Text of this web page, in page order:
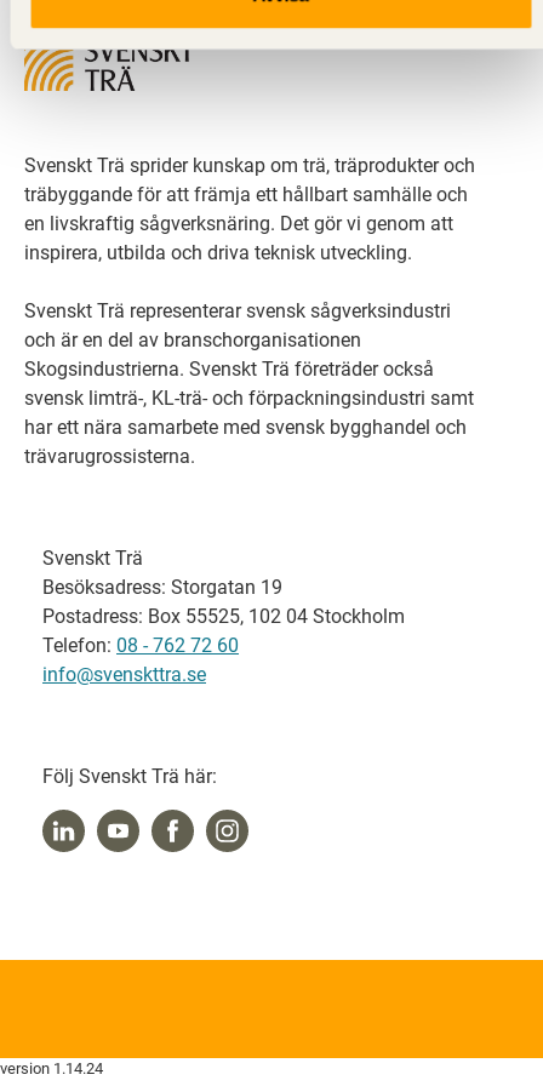
Svenskt Trä sprider kunskap om trä, träprodukter och
träbyggande för att främja ett hållbart samhälle och
en livskraftig sågverksnäring. Det gör vi genom att
inspirera, utbilda och driva teknisk utveckling.
Svenskt Trä representerar svensk sågverksindustri
och är en del av branschorganisationen
Skogsindustrierna. Svenskt Trä företräder också
svensk limträ-, KL-trä- och förpackningsindustri samt
har ett nära samarbete med svensk bygghandel och
trävarugrossisterna.
Svenskt Trä
Besöksadress: Storgatan 19
Postadress: Box 55525, 102 04 Stockholm
Telefon: 08 - 762 72 60
info@svenskttra.se
Följ Svenskt Trä här:
version 1.14.24